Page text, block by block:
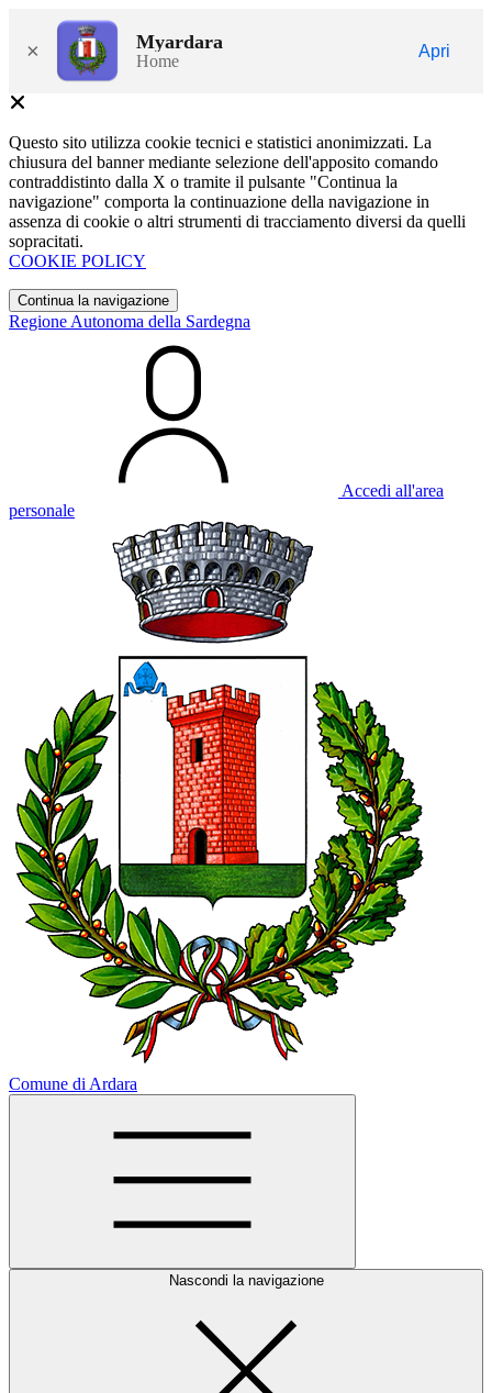
× Myardara
Home
Apri
Questo sito utilizza cookie tecnici e statistici anonimizzati. La
chiusura del banner mediante selezione dell'apposito comando
contraddistinto dalla X o tramite il pulsante "Continua la
navigazione" comporta la continuazione della navigazione in
assenza di cookie o altri strumenti di tracciamento diversi da quelli
sopracitati.
COOKIE POLICY
Continua la navigazione
Regione Autonoma della Sardegna
Accedi all'area
personale
Comune di Ardara
Nascondi la navigazione